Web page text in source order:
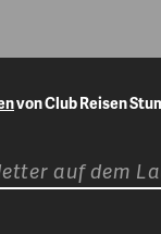
von Club Reisen
auf dem